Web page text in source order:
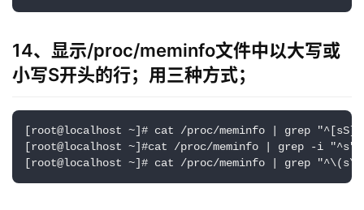
14、显示/proc/meminfo文件中以大写或
小写S开头的行；用三种方式；
[root@localhost ~]# cat /proc/meminfo | grep "^[sS]"
[root@localhost ~]#cat /proc/meminfo | grep -i "^s"
[root@localhost ~]# cat /proc/meminfo | grep